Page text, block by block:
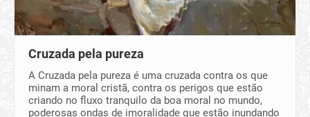
Cruzada pela pureza
A Cruzada pela pureza é uma cruzada contra os que
minam a moral cristã, contra os perigos que estão
criando no fluxo tranquilo da boa moral no mundo,
poderosas ondas de imoralidade que estão inundando